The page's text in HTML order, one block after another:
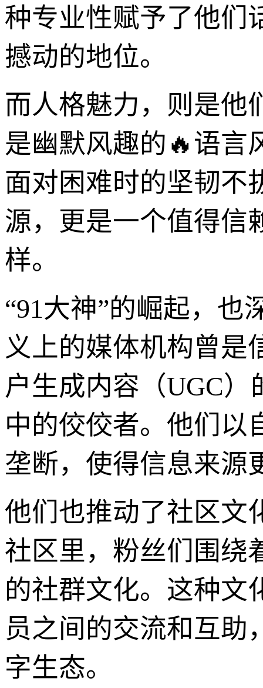
种专业性赋予了他们
撼动的地位。
而人格魅力，则是他
是幽默风趣的🔥语言
面对困难时的坚韧不
源，更是一个值得信
样。
“91大神”的崛起，也
义上的媒体机构曾是
户生成内容（UGC）
中的佼佼者。他们以
垄断，使得信息来源
他们也推动了社区文
社区里，粉丝们围绕
的社群文化。这种文
员之间的交流和互助
字生态。